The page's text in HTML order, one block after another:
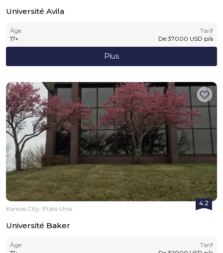
Université Avila
Âge
17+
Tarif
De 37000 USD p/a
Plus
4.2
Kansas City, États-Unis
Université Baker
Âge
Tarif